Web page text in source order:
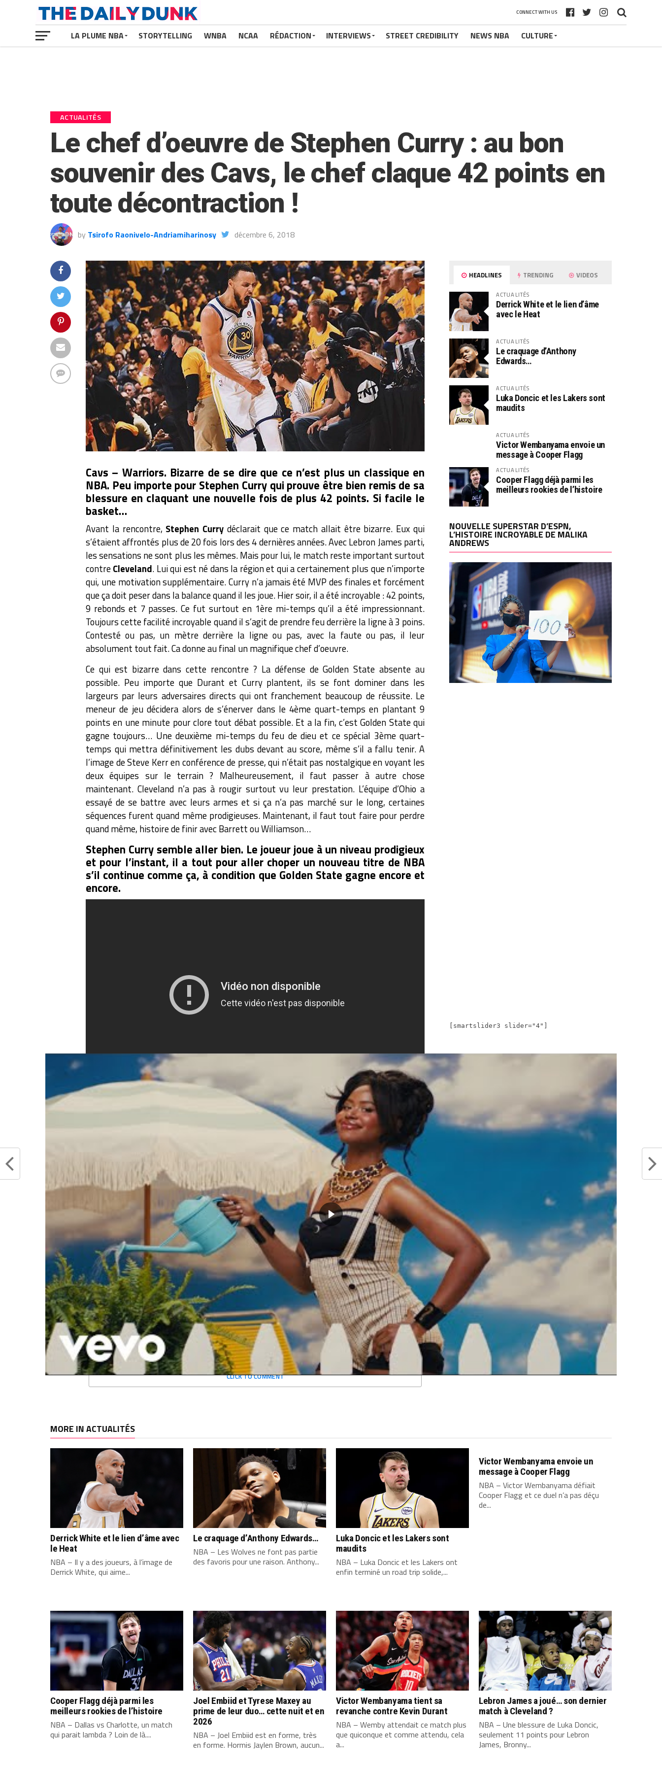
CONNECT WITH US
LA PLUME NBA STORYTELLING WNBA NCAA RÉDACTION INTERVIEWS STREET CREDIBILITY NEWS NBA CULTURE
ACTUALITÉS
Le chef d’oeuvre de Stephen Curry : au bon
souvenir des Cavs, le chef claque 42 points en
toute décontraction !
by Tsirofo Raonivelo-Andriamiharinosy décembre 6, 2018
Cavs – Warriors. Bizarre de se dire que ce n’est plus un classique en
NBA. Peu importe pour Stephen Curry qui prouve être bien remis de sa
blessure en claquant une nouvelle fois de plus 42 points. Si facile le
basket…
Avant la rencontre, Stephen Curry déclarait que ce match allait être bizarre. Eux qui
s’étaient affrontés plus de 20 fois lors des 4 dernières années. Avec Lebron James parti,
les sensations ne sont plus les mêmes. Mais pour lui, le match reste important surtout
contreCleveland. Lui qui est né dans la région et qui a certainement plus que n’importe
qui, une motivation supplémentaire. Curry n’a jamais été MVP des finales et forcément
que ça doit peser dans la balance quand il les joue. Hier soir, il a été incroyable : 42 points,
9 rebonds et 7 passes. Ce fut surtout en 1ère mi-temps qu’il a été impressionnant.
Toujours cette facilité incroyable quand il s’agit de prendre feu derrière la ligne à 3 poins.
Contesté ou pas, un mètre derrière la ligne ou pas, avec la faute ou pas, il leur
absolument tout fait. Ca donne au final un magnifique chef d’oeuvre.
Ce qui est bizarre dans cette rencontre ? La défense de Golden State absente au
possible. Peu importe que Durant et Curry plantent, ils se font dominer dans les
largeurs par leurs adversaires directs qui ont franchement beaucoup de réussite. Le
meneur de jeu décidera alors de s’énerver dans le 4ème quart-temps en plantant 9
points en une minute pour clore tout débat possible. Et a la fin, c’est Golden State qui
gagne toujours… Une deuxième mi-temps du feu de dieu et ce spécial 3ème quart-
temps qui mettra définitivement les dubs devant au score, même s’il a fallu tenir. A
l’image de Steve Kerr en conférence de presse, qui n’était pas nostalgique en voyant les
deux équipes sur le terrain ? Malheureusement, il faut passer à autre chose
maintenant. Cleveland n’a pas à rougir surtout vu leur prestation. L’équipe d’Ohio a
essayé de se battre avec leurs armes et si ça n’a pas marché sur le long, certaines
séquences furent quand même prodigieuses. Maintenant, il faut tout faire pour perdre
quand même, histoire de finir avec Barrett ou Williamson…
Stephen Curry semble aller bien. Le joueur joue à un niveau prodigieux
et pour l’instant, il a tout pour aller choper un nouveau titre de NBA
s’il continue comme ça, à condition que Golden State gagne encore et
encore.
Articles similaires
Stephen Curry absent jusqu’à la fin
du road-trip des Warriors ?
mars 25, 2025
Dans "Actualités"
Les Cavs plient les armes devant
Stephen Curry : « C’est comme si
vous vous battiez dans la rue et
que vous aviez Mike Tyson à vos
côtés »
novembre 19, 2021
Dans "Actualités"
Stephen Curry, le roi des réseaux
sociaux : des chiffres qui font peur
juin 15, 2022
Dans "Actualités"
RELATED TOPICS CAVS CLEVELAND GOLDEN STATE NBA STEPHEN CURRY WARRIORS
CLICK TO COMMENT
HEADLINES TRENDING VIDEOS
ACTUALITÉS
Derrick White et le lien d’âme
avec le Heat
ACTUALITÉS
Le craquage d’Anthony
Edwards…
ACTUALITÉS
Luka Doncic et les Lakers sont
maudits
ACTUALITÉS
Victor Wembanyama envoie un
message à Cooper Flagg
ACTUALITÉS
Cooper Flagg déjà parmi les
meilleurs rookies de l’histoire
NOUVELLE SUPERSTAR D’ESPN,
L’HISTOIRE INCROYABLE DE MALIKA
ANDREWS
[smartslider3 slider="4"]
MORE IN ACTUALITÉS
Derrick White et le lien d’âme avec
le Heat
NBA – Il y a des joueurs, à l’image de
Derrick White, qui aime...
Le craquage d’Anthony Edwards…
NBA – Les Wolves ne font pas partie
des favoris pour une raison. Anthony...
Luka Doncic et les Lakers sont
maudits
NBA – Luka Doncic et les Lakers ont
enfin terminé un road trip solide,...
Victor Wembanyama envoie un
message à Cooper Flagg
NBA – Victor Wembanyama défiait
Cooper Flagg et ce duel n’a pas déçu
de...
Cooper Flagg déjà parmi les
meilleurs rookies de l’histoire
NBA – Dallas vs Charlotte, un match
qui parait lambda ? Loin de là....
Joel Embiid et Tyrese Maxey au
prime de leur duo… cette nuit et en
2026
NBA – Joel Embiid est en forme, très
en forme. Hormis Jaylen Brown, aucun...
Victor Wembanyama tient sa
revanche contre Kevin Durant
NBA – Wemby attendait ce match plus
que quiconque et comme attendu, cela
a...
Lebron James a joué… son dernier
match à Cleveland ?
NBA – Une blessure de Luka Doncic,
seulement 11 points pour Lebron
James, Bronny...